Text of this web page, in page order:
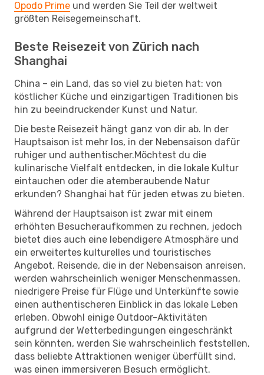
Opodo Prime und werden Sie Teil der weltweit
größten Reisegemeinschaft.
Beste Reisezeit von Zürich nach
Shanghai
China – ein Land, das so viel zu bieten hat: von
köstlicher Küche und einzigartigen Traditionen bis
hin zu beeindruckender Kunst und Natur.
Die beste Reisezeit hängt ganz von dir ab. In der
Hauptsaison ist mehr los, in der Nebensaison dafür
ruhiger und authentischer.Möchtest du die
kulinarische Vielfalt entdecken, in die lokale Kultur
eintauchen oder die atemberaubende Natur
erkunden? Shanghai hat für jeden etwas zu bieten.
Während der Hauptsaison ist zwar mit einem
erhöhten Besucheraufkommen zu rechnen, jedoch
bietet dies auch eine lebendigere Atmosphäre und
ein erweitertes kulturelles und touristisches
Angebot. Reisende, die in der Nebensaison anreisen,
werden wahrscheinlich weniger Menschenmassen,
niedrigere Preise für Flüge und Unterkünfte sowie
einen authentischeren Einblick in das lokale Leben
erleben. Obwohl einige Outdoor-Aktivitäten
aufgrund der Wetterbedingungen eingeschränkt
sein könnten, werden Sie wahrscheinlich feststellen,
dass beliebte Attraktionen weniger überfüllt sind,
was einen immersiveren Besuch ermöglicht.